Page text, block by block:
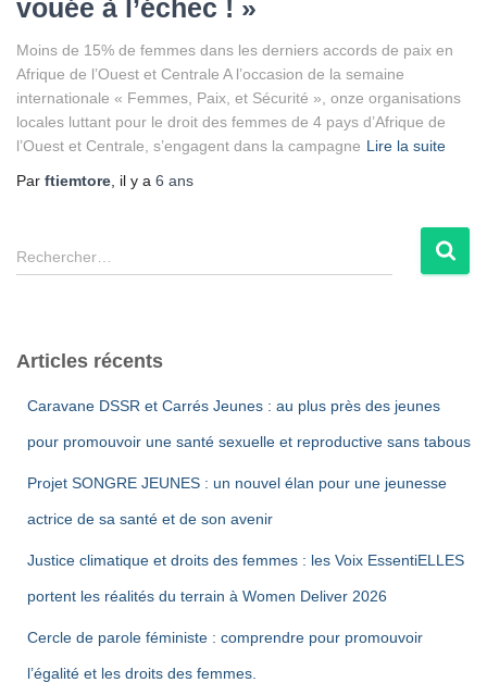
vouée à l’échec ! »
Moins de 15% de femmes dans les derniers accords de paix en
Afrique de l’Ouest et Centrale A l’occasion de la semaine
internationale « Femmes, Paix, et Sécurité », onze organisations
locales luttant pour le droit des femmes de 4 pays d’Afrique de
l’Ouest et Centrale, s’engagent dans la campagne Lire la suite
Par ftiemtore , il y a 6 ans
R
e
r
Rechercher…
Articles récents
Caravane DSSR et Carrés Jeunes : au plus près des jeunes
pour promouvoir une santé sexuelle et reproductive sans tabous
Projet SONGRE JEUNES : un nouvel élan pour une jeunesse
actrice de sa santé et de son avenir
Justice climatique et droits des femmes : les Voix EssentiELLES
portent les réalités du terrain à Women Deliver 2026
Cercle de parole féministe : comprendre pour promouvoir
l’égalité et les droits des femmes.